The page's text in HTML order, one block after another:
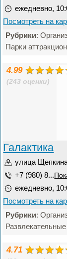
ежедневно,
Посмотреть на
Рубрики:
Парки
4.99
(243 оценки)
Галактика
улица
+7 (980) 8...
ежедневно,
Посмотреть на
Рубрики:
4.71